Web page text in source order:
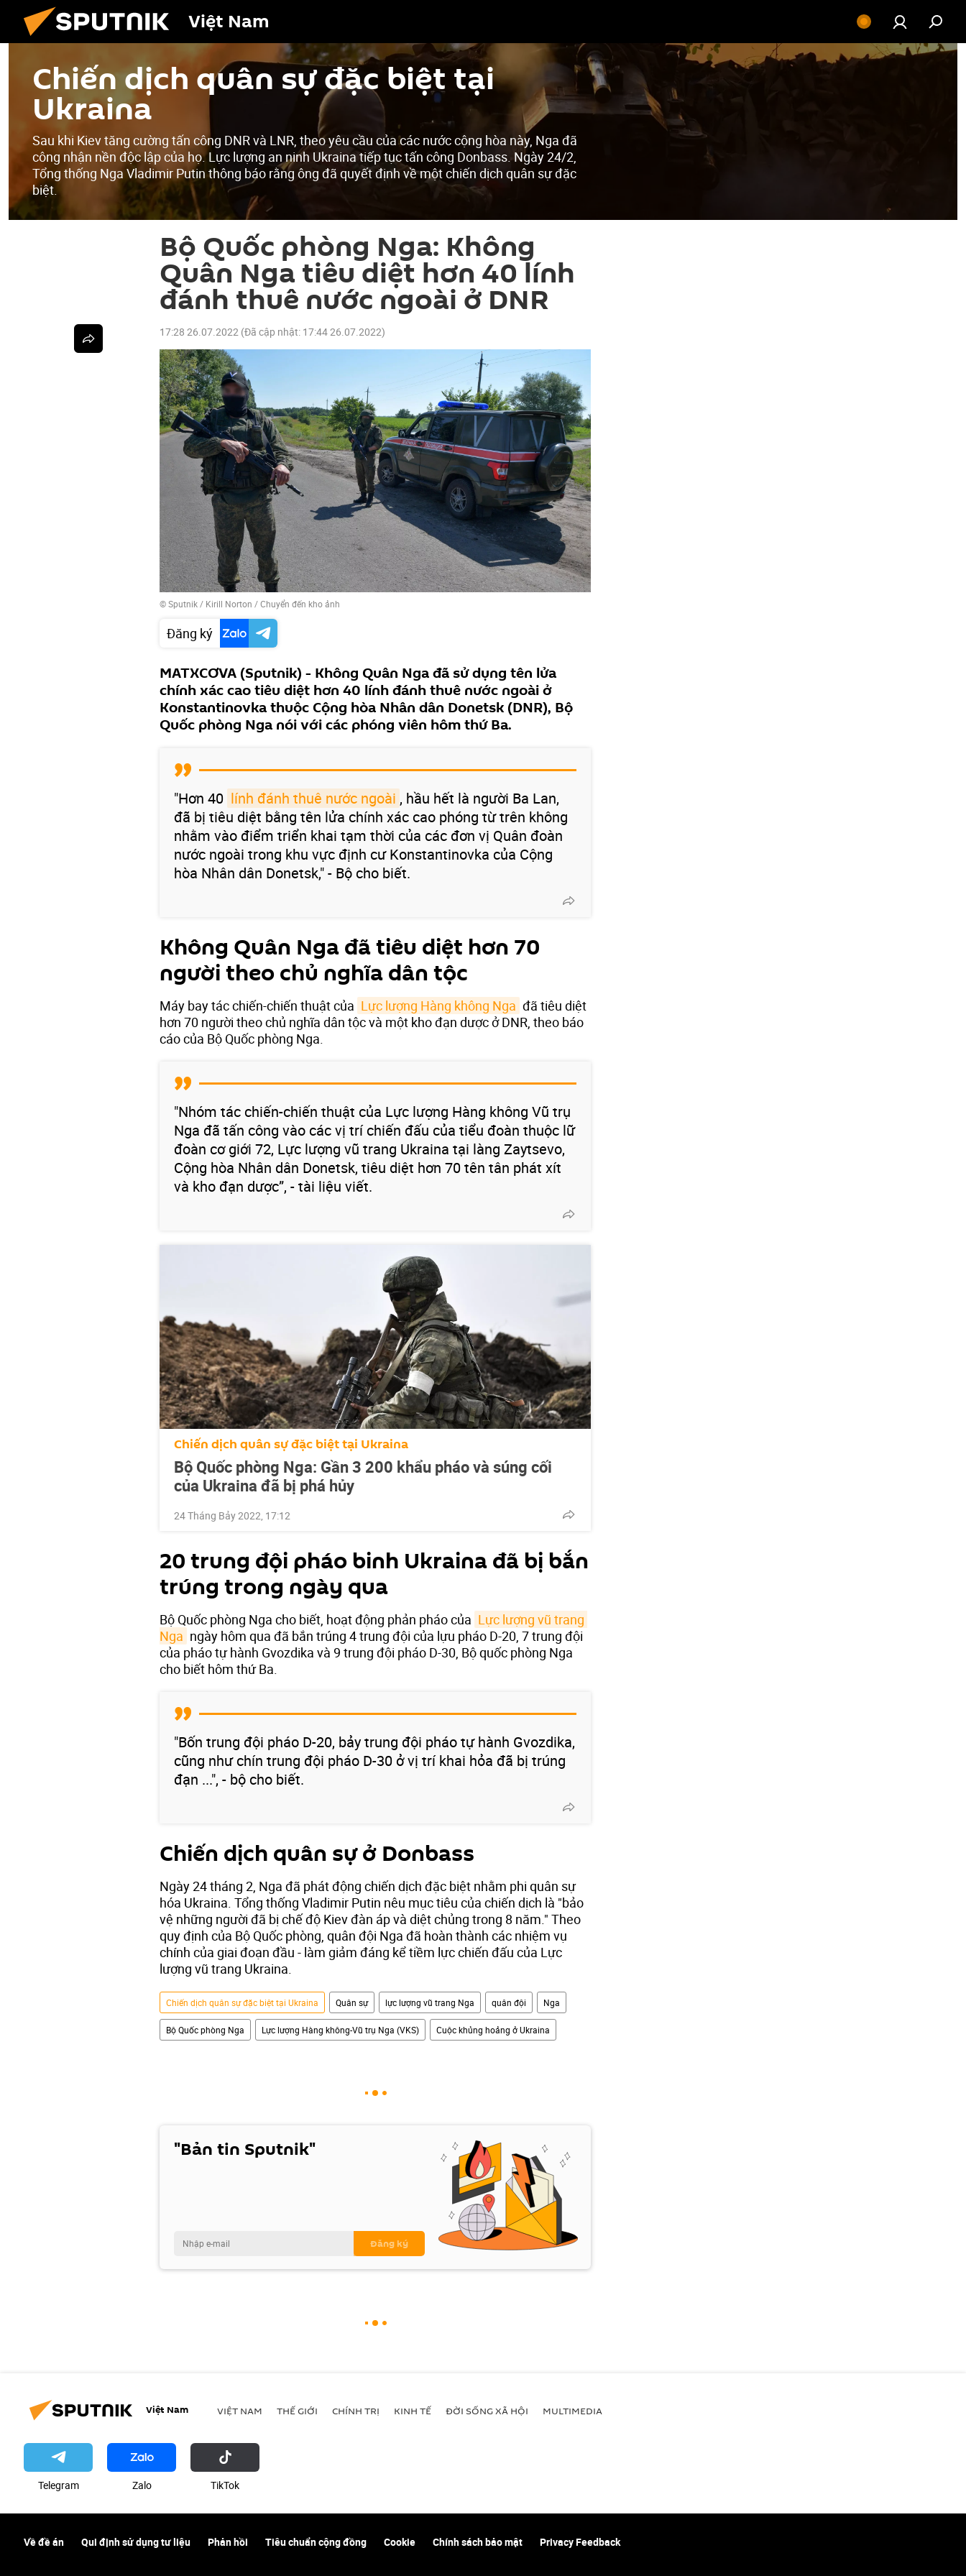
Việt Nam
Chiến dịch quân sự đặc biệt tại
Ukraina
Sau khi Kiev tăng cường tấn công DNR và LNR, theo yêu cầu của các nước cộng hòa này, Nga đã
công nhận nền độc lập của họ. Lực lượng an ninh Ukraina tiếp tục tấn công Donbass. Ngày 24/2,
Tổng thống Nga Vladimir Putin thông báo rằng ông đã quyết định về một chiến dịch quân sự đặc
biệt.
Bộ Quốc phòng Nga: Không
Quân Nga tiêu diệt hơn 40 lính
đánh thuê nước ngoài ở DNR
17:28 26.07.2022 (Đã cập nhật: 17:44 26.07.2022)
© Sputnik / Kirill Norton /Chuyển đến kho ảnh
Đăng ký
MATXCƠVA (Sputnik) - Không Quân Nga đã sử dụng tên lửa
chính xác cao tiêu diệt hơn 40 lính đánh thuê nước ngoài ở
Konstantinovka thuộc Cộng hòa Nhân dân Donetsk (DNR), Bộ
Quốc phòng Nga nói với các phóng viên hôm thứ Ba.
"Hơn 40 lính đánh thuê nước ngoài , hầu hết là người Ba Lan,
đã bị tiêu diệt bằng tên lửa chính xác cao phóng từ trên không
nhằm vào điểm triển khai tạm thời của các đơn vị Quân đoàn
nước ngoài trong khu vực định cư Konstantinovka của Cộng
hòa Nhân dân Donetsk," - Bộ cho biết.
Không Quân Nga đã tiêu diệt hơn 70
người theo chủ nghĩa dân tộc
Máy bay tác chiến-chiến thuật của Lực lượng Hàng không Nga đã tiêu diệt
hơn 70 người theo chủ nghĩa dân tộc và một kho đạn dược ở DNR, theo báo
cáo của Bộ Quốc phòng Nga.
"Nhóm tác chiến-chiến thuật của Lực lượng Hàng không Vũ trụ
Nga đã tấn công vào các vị trí chiến đấu của tiểu đoàn thuộc lữ
đoàn cơ giới 72, Lực lượng vũ trang Ukraina tại làng Zaytsevo,
Cộng hòa Nhân dân Donetsk, tiêu diệt hơn 70 tên tân phát xít
và kho đạn dược”, - tài liệu viết.
Chiến dịch quân sự đặc biệt tại Ukraina
Bộ Quốc phòng Nga: Gần 3 200 khẩu pháo và súng cối
của Ukraina đã bị phá hủy
24 Tháng Bảy 2022, 17:12
20 trung đội pháo binh Ukraina đã bị bắn
trúng trong ngày qua
Bộ Quốc phòng Nga cho biết, hoạt động phản pháo của Lực lượng vũ trang
Nga ngày hôm qua đã bắn trúng 4 trung đội của lựu pháo D-20, 7 trung đội
của pháo tự hành Gvozdika và 9 trung đội pháo D-30, Bộ quốc phòng Nga
cho biết hôm thứ Ba.
"Bốn trung đội pháo D-20, bảy trung đội pháo tự hành Gvozdika,
cũng như chín trung đội pháo D-30 ở vị trí khai hỏa đã bị trúng
đạn ...", - bộ cho biết.
Chiến dịch quân sự ở Donbass
Ngày 24 tháng 2, Nga đã phát động chiến dịch đặc biệt nhằm phi quân sự
hóa Ukraina. Tổng thống Vladimir Putin nêu mục tiêu của chiến dịch là "bảo
vệ những người đã bị chế độ Kiev đàn áp và diệt chủng trong 8 năm." Theo
quy định của Bộ Quốc phòng, quân đội Nga đã hoàn thành các nhiệm vụ
chính của giai đoạn đầu - làm giảm đáng kể tiềm lực chiến đấu của Lực
lượng vũ trang Ukraina.
Chiến dịch quân sự đặc biệt tại Ukraina Quân sự lực lượng vũ trang Nga quân đội Nga
Bộ Quốc phòng Nga Lực lượng Hàng không-Vũ trụ Nga (VKS) Cuộc khủng hoảng ở Ukraina
"Bản tin Sputnik"
Việt Nam VIỆT NAM THẾ GIỚI CHÍNH TRỊ KINH TẾ ĐỜI SỐNG XÃ HỘI MULTIMEDIA
Telegram Zalo ТikТоk
Về đề án Qui định sử dụng tư liệu Phản hồi Tiêu chuẩn cộng đồng Cookie Chính sách bảo mật Privacy Feedback